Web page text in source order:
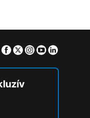
Facebook
TwitterInstagram
Youtube